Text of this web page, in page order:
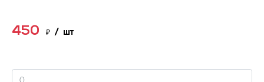
450 ₽ / шт